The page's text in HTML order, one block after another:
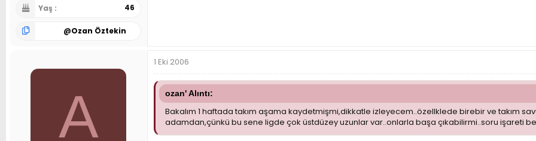
Yaş 46
@Ozan Öztekin
A
1 Eki 2006
ozan' Alıntı:
Bakalım 1 haftada takım aşama kaydetmişmi,dikkatle izleyecem..özellklede birebir ve takım
adamdan,çünkü bu sene ligde çok üstdüzey uzunlar var..onlarla başa çıkabilirmi..soru işareti